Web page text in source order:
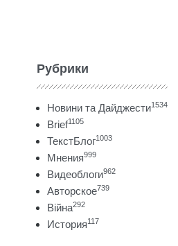
Рубрики
Новини та Дайджести1534
Brief1105
ТекстБлог1003
Мнения999
Видеоблоги962
Авторское739
Війна292
История117